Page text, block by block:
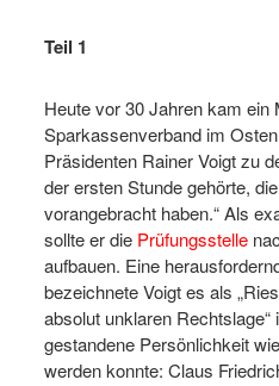
Teil 1
Heute vor 30 Jahren kam ein
Sparkassenverband im
Präsidenten Rainer Voigt zu
der ersten Stunde gehörte,
vorangebracht haben.“ Als
sollte er die Prüfungsstelle
aufbauen. Eine
bezeichnete Voigt es als
absolut unklaren
gestandene Persönlichkeit
werden konnte: Claus